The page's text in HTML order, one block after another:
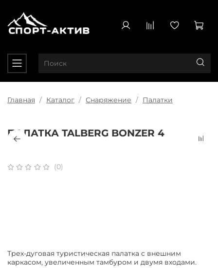
Главная Каталог Снаряжение Палатки
(0)
ПАЛАТКА TALBERG BONZER 4
Трех-дуговая туристическая палатка с внешним
каркасом, увеличенным тамбуром и двумя входами.